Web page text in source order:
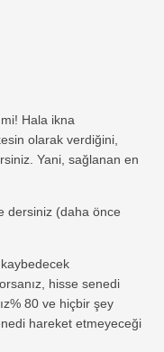
Hala ikna
olarak verdiğini,
Yani, sağlanan en
dersiniz (daha önce
hisse senedi
80 ve hiçbir şey
hareket etmeyeceği